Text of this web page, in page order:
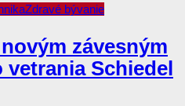
Zdravé bývanie
závesným
Schiedel